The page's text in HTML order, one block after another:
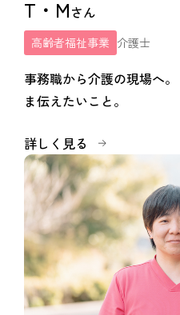
T・Mさん
高齢者福祉事業 介護士
事務職から介護の現場へ
ま伝えたいこと。
詳しく見る